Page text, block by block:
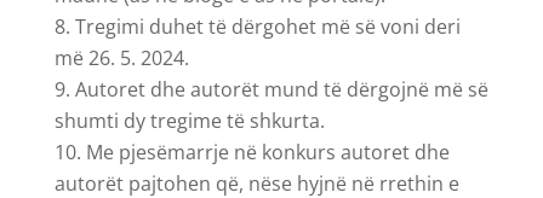
Tregimi duhet të dërgohet më së voni deri
më 26. 5. 2024.
Autoret dhe autorët mund të dërgojnë më së
shumti dy tregime të shkurta.
Me pjesëmarrje në konkurs autoret dhe
autorët pajtohen që, nëse hyjnë në rrethin e